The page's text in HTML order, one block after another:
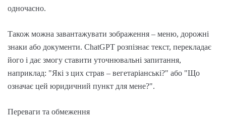
одночасно.
Також можна завантажувати зображення – меню, дорожні
знаки або документи. ChatGPT розпізнає текст, перекладає
його і дає змогу ставити уточнювальні запитання,
наприклад: "Які з цих страв – вегетаріанські?" або "Що
означає цей юридичний пункт для мене?".
Переваги та обмеження